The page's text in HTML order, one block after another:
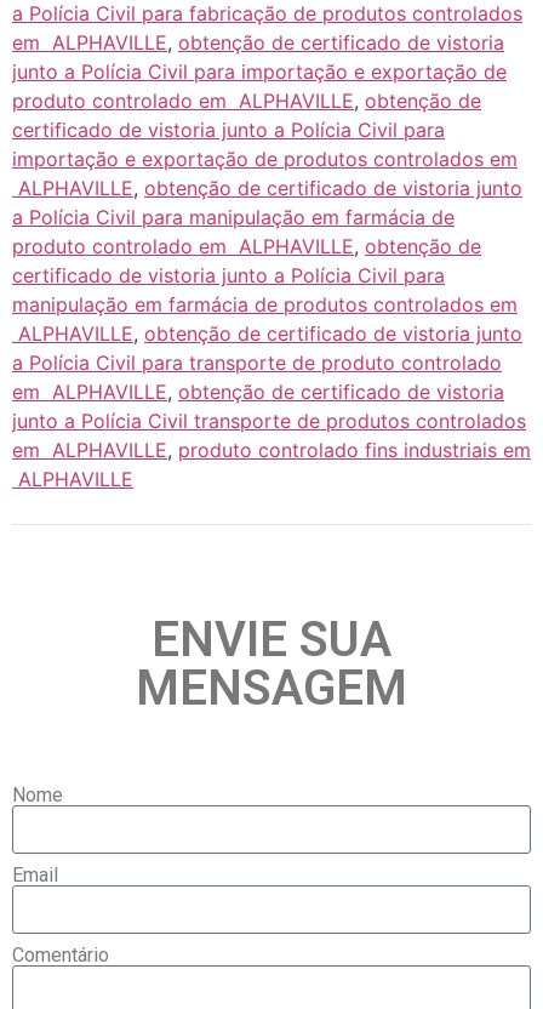
a Polícia Civil para fabricação de produtos controlados
em ALPHAVILLE, obtenção de certificado de vistoria
junto a Polícia Civil para importação e exportação de
produto controlado em ALPHAVILLE, obtenção de
certificado de vistoria junto a Polícia Civil para
importação e exportação de produtos controlados em
ALPHAVILLE, obtenção de certificado de vistoria junto
a Polícia Civil para manipulação em farmácia de
produto controlado em ALPHAVILLE, obtenção de
certificado de vistoria junto a Polícia Civil para
manipulação em farmácia de produtos controlados em
ALPHAVILLE, obtenção de certificado de vistoria junto
a Polícia Civil para transporte de produto controlado
em ALPHAVILLE, obtenção de certificado de vistoria
junto a Polícia Civil transporte de produtos controlados
em ALPHAVILLE, produto controlado fins industriais em
ALPHAVILLE
ENVIE SUA
MENSAGEM
Nome
Email
Comentário